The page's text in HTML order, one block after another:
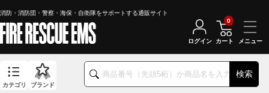
消防・消防団・警察・海保・自衛隊をサポートする通販サイト
検索
カテゴリ ブランド
ログイン カート
0